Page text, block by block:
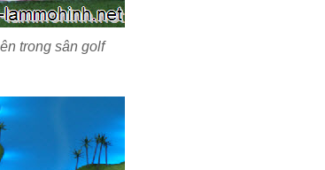
trong sân golf